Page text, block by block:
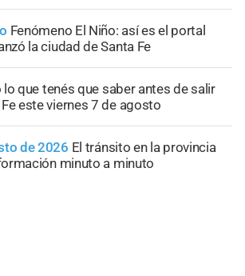
Fenómeno El Niño: así es el portal
la ciudad de Santa Fe
lo que tenés que saber antes de salir
este viernes 7 de agosto
de 2026 El tránsito en la provincia
minuto a minuto